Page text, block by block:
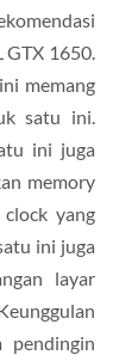
1650.
memang
satu ini.
ini juga
memory
yang
ini juga
layar
pendingin